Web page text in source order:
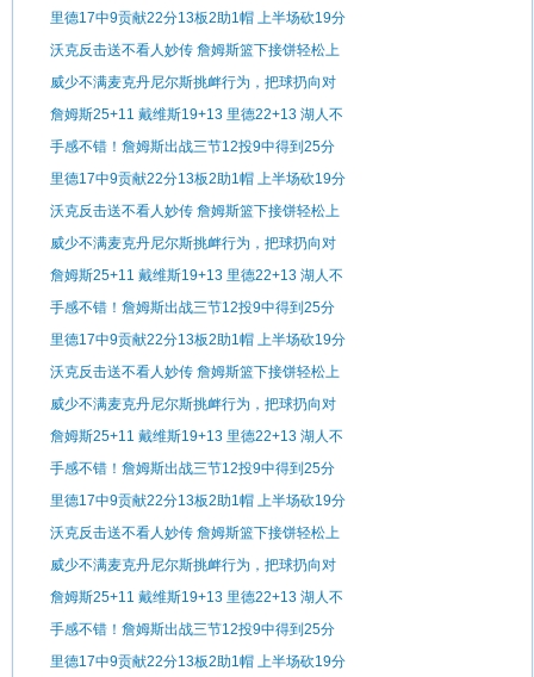
11板3助1断
里德17中9贡献22分13板2助1帽 上半场砍19分
沃克反击送不看人妙传 詹姆斯篮下接饼轻松上
篮
威少不满麦克丹尼尔斯挑衅行为，把球扔向对
手
詹姆斯25+11 戴维斯19+13 里德22+13 湖人不
敌森林狼
手感不错！詹姆斯出战三节12投9中得到25分
11板3助1断
里德17中9贡献22分13板2助1帽 上半场砍19分
沃克反击送不看人妙传 詹姆斯篮下接饼轻松上
篮
威少不满麦克丹尼尔斯挑衅行为，把球扔向对
手
詹姆斯25+11 戴维斯19+13 里德22+13 湖人不
敌森林狼
手感不错！詹姆斯出战三节12投9中得到25分
11板3助1断
里德17中9贡献22分13板2助1帽 上半场砍19分
沃克反击送不看人妙传 詹姆斯篮下接饼轻松上
篮
威少不满麦克丹尼尔斯挑衅行为，把球扔向对
手
詹姆斯25+11 戴维斯19+13 里德22+13 湖人不
敌森林狼
手感不错！詹姆斯出战三节12投9中得到25分
11板3助1断
里德17中9贡献22分13板2助1帽 上半场砍19分
沃克反击送不看人妙传 詹姆斯篮下接饼轻松上
篮
威少不满麦克丹尼尔斯挑衅行为，把球扔向对
手
詹姆斯25+11 戴维斯19+13 里德22+13 湖人不
敌森林狼
手感不错！詹姆斯出战三节12投9中得到25分
11板3助1断
里德17中9贡献22分13板2助1帽 上半场砍19分